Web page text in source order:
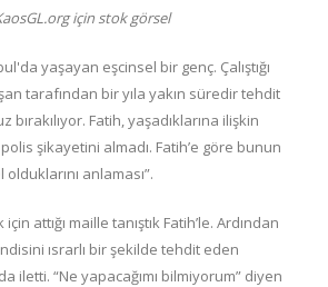
için stok görsel
yaşayan eşcinsel bir genç. Çalıştığı
tarafından bir yıla yakın süredir tehdit
Fatih, yaşadıklarına ilişkin
şikayetini almadı. Fatih’e göre bunun
anlaması”.
attığı maille tanıştık Fatih’le. Ardından
ısrarlı bir şekilde tehdit eden
iletti. “Ne yapacağımı bilmiyorum” diyen